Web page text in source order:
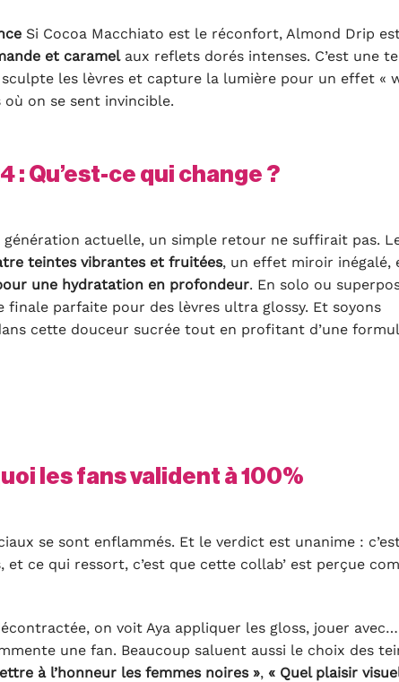
Si Cocoa Macchiato est le réconfort, Almond Drip
et caramelaux reflets dorés intenses. C’est une
les lèvres et capture la lumière pour un effet «
où on se sent invincible.
: Qu’est-ce qui change ?
actuelle, un simple retour ne suffirait pas.
teintes vibrantes et fruitées, un effet miroir inégalé,
une hydratation en profondeur. En solo ou
parfaite pour des lèvres ultra glossy. Et soyons
cette douceur sucrée tout en profitant d’une
les fans valident à 100%
se sont enflammés. Et le verdict est unanime :
ce qui ressort, c’est que cette collab’ est perçue
on voit Aya appliquer les gloss, jouer avec…
une fan. Beaucoup saluent aussi le choix des
à l’honneur les femmes noires », « Quel plaisir